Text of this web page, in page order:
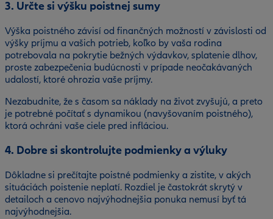
3. Určte si výšku poistnej sumy
Výška poistného závisí od finančných možností v závislosti od
výšky príjmu a vašich potrieb, koľko by vaša rodina
potrebovala na pokrytie bežných výdavkov, splatenie dlhov,
proste zabezpečenia budúcnosti v prípade neočakávaných
udalostí, ktoré ohrozia vaše príjmy.
Nezabudnite, že s časom sa náklady na život zvyšujú, a preto
je potrebné počítať s dynamikou (navyšovaním poistného),
ktorá ochráni vaše ciele pred infláciou.
4. Dobre si skontrolujte podmienky a výluky
Dôkladne si prečítajte poistné podmienky a zistite, v akých
situáciách poistenie neplatí. Rozdiel je častokrát skrytý v
detailoch a cenovo najvýhodnejšia ponuka nemusí byť tá
najvýhodnejšia.